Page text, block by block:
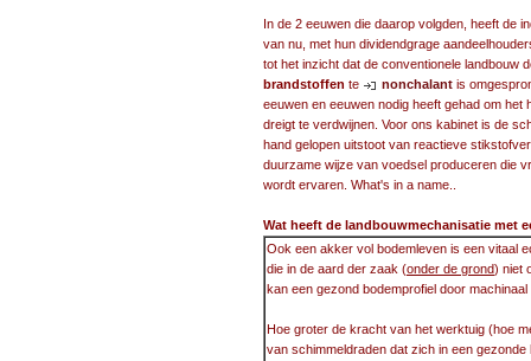
In de 2 eeuwen die daarop volgden, heeft de
van nu, met hun dividendgrage
tot het inzicht dat de conventionele landbouw
brandstoffen te nonchalant is
eeuwen en eeuwen nodig heeft gehad om
dreigt te verdwijnen. Voor ons kabinet is de
hand gelopen uitstoot van reactieve
duurzame wijze van voedsel produceren die
wordt ervaren. What's in a name..
Wat heeft de landbouwmechanisatie met
Ook een akker vol bodemleven is een vitaal
die in de aard der zaak (onder de grond) niet
kan een gezond bodemprofiel door
Hoe groter de kracht van het werktuig (hoe
van schimmeldraden dat zich in een